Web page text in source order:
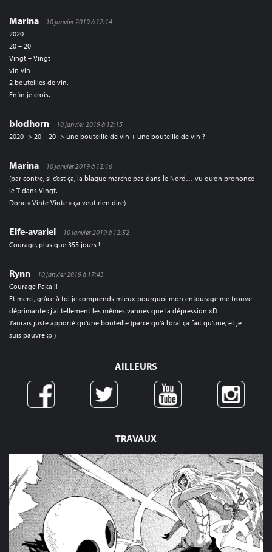
TRAVAUX
Marina
10 janvier 2019 à 12:14
2020
20 – 20
Vingt – Vingt
vin vin
2 bouteilles de vin.
Enfin je crois.
blodhorn
10 janvier 2019 à 12:15
2020 -> 20 – 20 -> une bouteille de vin + une bouteille de vin ?
Marina
10 janvier 2019 à 12:16
(par contre, si c’est ça, la blague marche pas dans le Nord… vu qu’on prononce
le T dans Vingt.
Donc « Vinte Vinte » ça veut rien dire)
Elfe-avariel
10 janvier 2019 à 12:52
Courage, plus que 355 jours !
Rynn
10 janvier 2019 à 17:43
Courage Paka !!
Et merci, grâce à toi je comprends mieux pourquoi mon entourage me trouve
déprimante : j’ai tellement les mêmes vannes que la dépression xD
J’aurais juste apporté qu’une bouteille (parce qu’à l’oral ça fait qu’une, et je
suis pauvre :p )
AILLEURS